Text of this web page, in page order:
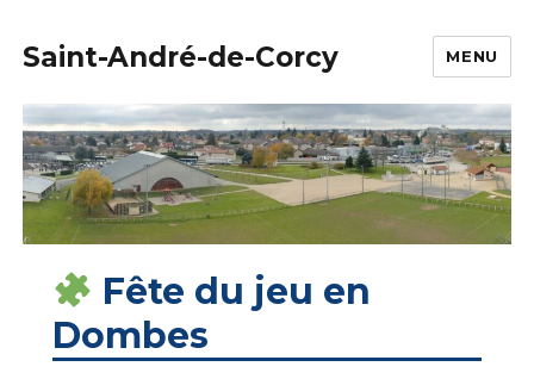
Saint-André-de-Corcy MENU
Fête du jeu en
Dombes